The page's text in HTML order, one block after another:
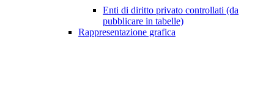
Enti di diritto privato controllati (da
pubblicare in tabelle)
Rappresentazione grafica